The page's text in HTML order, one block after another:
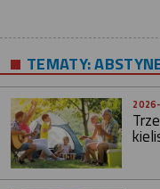
TEMATY: